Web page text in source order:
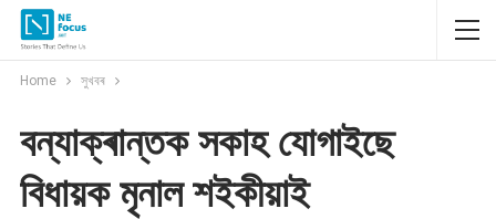
Home সুখবৰ
বন্যাক্ৰান্তক সকাহ যোগাইছে
বিধায়ক মৃনাল শইকীয়াই